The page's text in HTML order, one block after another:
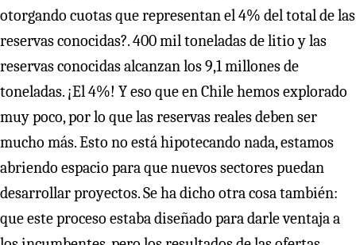
otorgando cuotas que representan el 4% del total de las
reservas conocidas?. 400 mil toneladas de litio y las
reservas conocidas alcanzan los 9,1 millones de
toneladas. ¡El 4%! Y eso que en Chile hemos explorado
muy poco, por lo que las reservas reales deben ser
mucho más. Esto no está hipotecando nada, estamos
abriendo espacio para que nuevos sectores puedan
desarrollar proyectos. Se ha dicho otra cosa también:
que este proceso estaba diseñado para darle ventaja a